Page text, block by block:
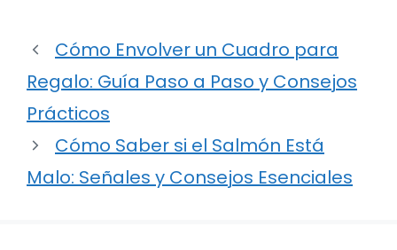
Cómo Envolver un Cuadro para
Regalo: Guía Paso a Paso y Consejos
Prácticos
Cómo Saber si el Salmón Está
Malo: Señales y Consejos Esenciales